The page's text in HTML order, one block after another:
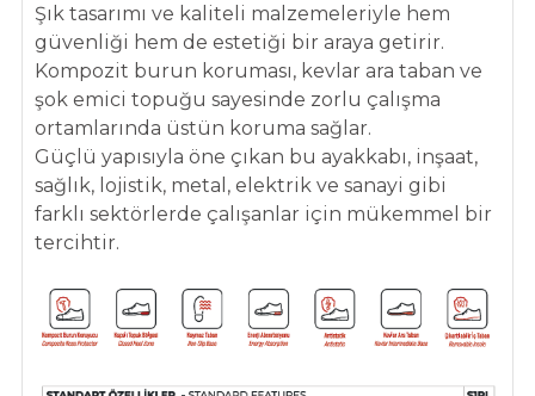
Şık tasarımı ve kaliteli malzemeleriyle hem
güvenliği hem de estetiği bir araya getirir.
Kompozit burun koruması, kevlar ara taban ve
şok emici topuğu sayesinde zorlu çalışma
ortamlarında üstün koruma sağlar.
Güçlü yapısıyla öne çıkan bu ayakkabı, inşaat,
sağlık, lojistik, metal, elektrik ve sanayi gibi
farklı sektörlerde çalışanlar için mükemmel bir
tercihtir.